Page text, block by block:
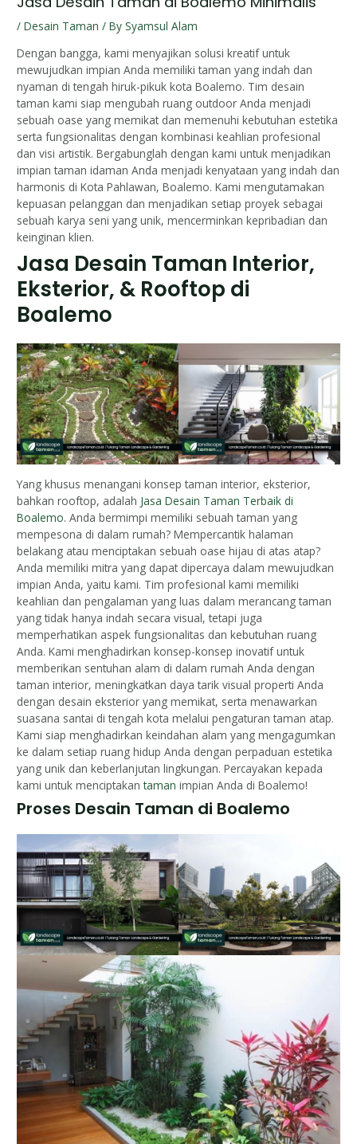
/Desain Taman / BySyamsul Alam
Dengan bangga, kami menyajikan solusi kreatif untuk
mewujudkan impian Anda memiliki taman yang indah dan
nyaman di tengah hiruk-pikuk kota Boalemo. Tim desain
taman kami siap mengubah ruang outdoor Anda menjadi
sebuah oase yang memikat dan memenuhi kebutuhan estetika
serta fungsionalitas dengan kombinasi keahlian profesional
dan visi artistik. Bergabunglah dengan kami untuk menjadikan
impian taman idaman Anda menjadi kenyataan yang indah dan
harmonis di Kota Pahlawan, Boalemo. Kami mengutamakan
kepuasan pelanggan dan menjadikan setiap proyek sebagai
sebuah karya seni yang unik, mencerminkan kepribadian dan
keinginan klien.
Jasa Desain Taman Interior,
Eksterior, & Rooftop di
Boalemo
Yang khusus menangani konsep taman interior, eksterior,
bahkan rooftop, adalah Jasa Desain Taman Terbaik di
Boalemo. Anda bermimpi memiliki sebuah taman yang
mempesona di dalam rumah? Mempercantik halaman
belakang atau menciptakan sebuah oase hijau di atas atap?
Anda memiliki mitra yang dapat dipercaya dalam mewujudkan
impian Anda, yaitu kami. Tim profesional kami memiliki
keahlian dan pengalaman yang luas dalam merancang taman
yang tidak hanya indah secara visual, tetapi juga
memperhatikan aspek fungsionalitas dan kebutuhan ruang
Anda. Kami menghadirkan konsep-konsep inovatif untuk
memberikan sentuhan alam di dalam rumah Anda dengan
taman interior, meningkatkan daya tarik visual properti Anda
dengan desain eksterior yang memikat, serta menawarkan
suasana santai di tengah kota melalui pengaturan taman atap.
Kami siap menghadirkan keindahan alam yang mengagumkan
ke dalam setiap ruang hidup Anda dengan perpaduan estetika
yang unik dan keberlanjutan lingkungan. Percayakan kepada
kami untuk menciptakantaman impian Anda di Boalemo!
Proses Desain Taman di Boalemo